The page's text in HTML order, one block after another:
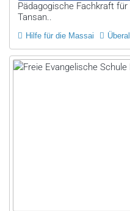
Pädagogische Fachkraft
Tansan..
Hilfe für die Massai Überall